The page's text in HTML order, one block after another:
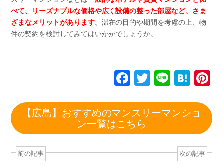
べて、リーズナブルな価格や広く設備の整った部屋など、さま
ざまなメリットがあります。滞在の目的や期間を考慮の上、物
件の契約を検討してみてはいかがでしょうか。
F
c
e
o
T
tt
Li
e
H
e
a
e
【広島】おすすめのマンスリーマンショ
ン一覧はこちら
前の記事 次の記事